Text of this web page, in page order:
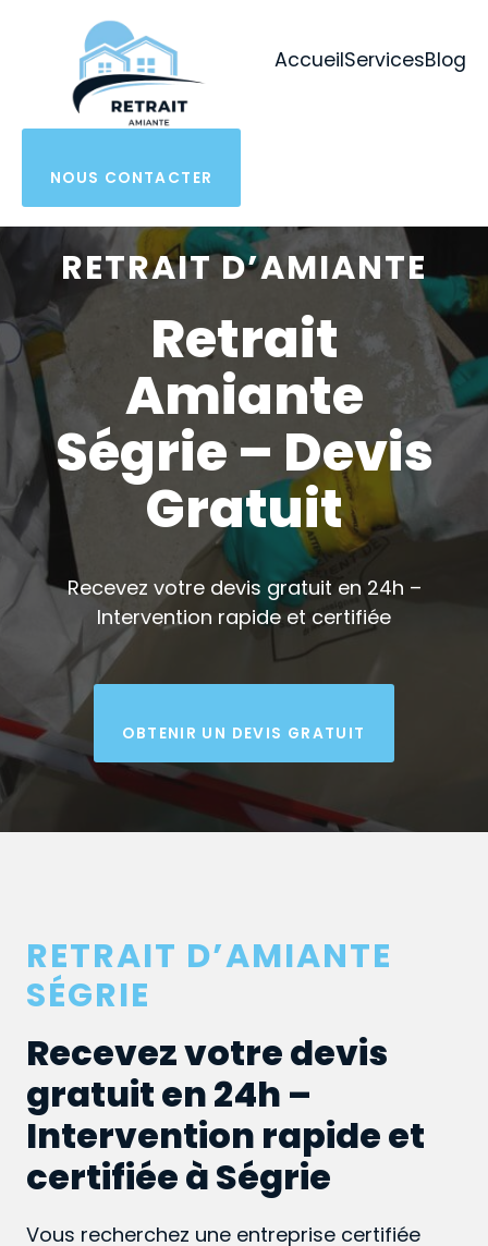
AccueilServicesBlog
NOUS CONTACTER
RETRAIT D’AMIANTE
Retrait
Amiante
Ségrie – Devis
Gratuit
Recevez votre devis gratuit en 24h –
Intervention rapide et certifiée
OBTENIR UN DEVIS GRATUIT
RETRAIT D’AMIANTE
SÉGRIE
Recevez votre devis
gratuit en 24h –
Intervention rapide et
certifiée à Ségrie
Vous recherchez une entreprise certifiée